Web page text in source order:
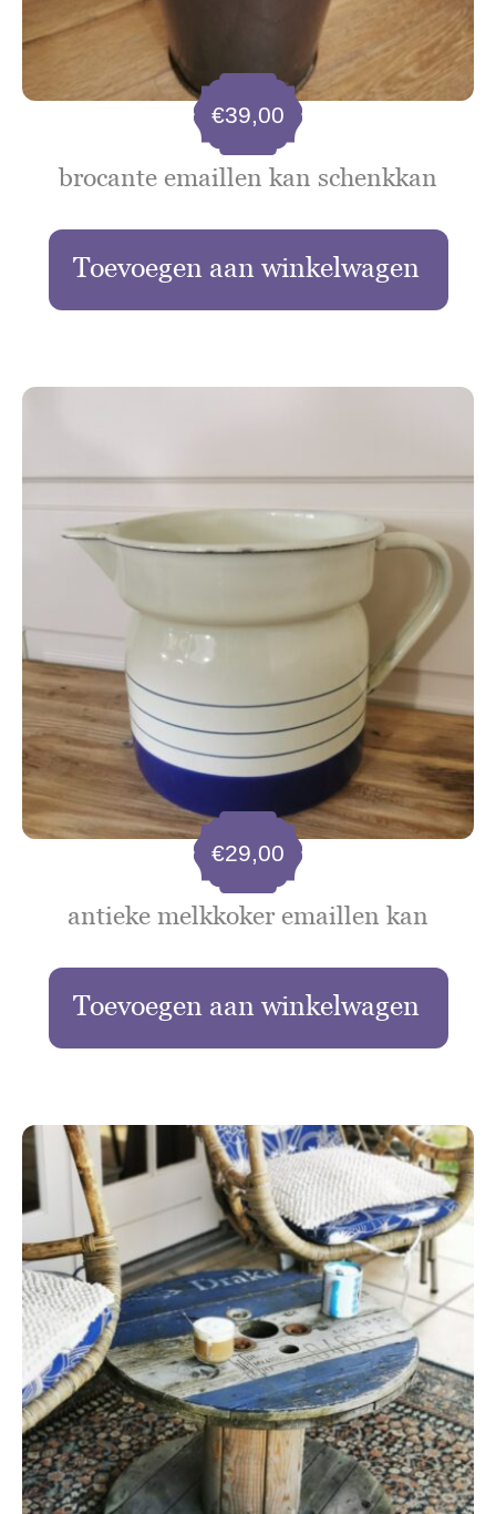
brocante emaillen kan schenkkan
€39,00
Toevoegen aan winkelwagen
antieke melkkoker emaillen kan
€29,00
Toevoegen aan winkelwagen